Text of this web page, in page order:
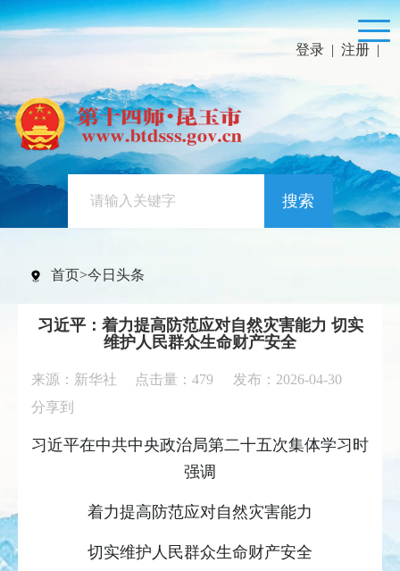
登录 | 注册 |
搜索
首页>今日头条
习近平：着力提高防范应对自然灾害能力 切实
维护人民群众生命财产安全
来源：新华社 点击量： 479
发布：2026-04-30
分享到
习近平在中共中央政治局第二十五次集体学习时
强调
着力提高防范应对自然灾害能力
切实维护人民群众生命财产安全